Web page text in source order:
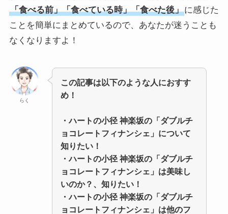
「食べる前」「食べている時」「食べた後」に感じた
ことを簡単にまとめているので、あなたが迷うことも
なくなりますよ！
らく
この記事は以下のような人におすす
め！
・ハートの小径 神楽坂の「ダブルチ
ョコレートフィナンシェ」について
知りたい！
・ハートの小径 神楽坂の「ダブルチ
ョコレートフィナンシェ 」は美味し
いのか？、知りたい！
・ハートの小径 神楽坂の「ダブルチ
ョコレートフィナンシェ 」は他のフ